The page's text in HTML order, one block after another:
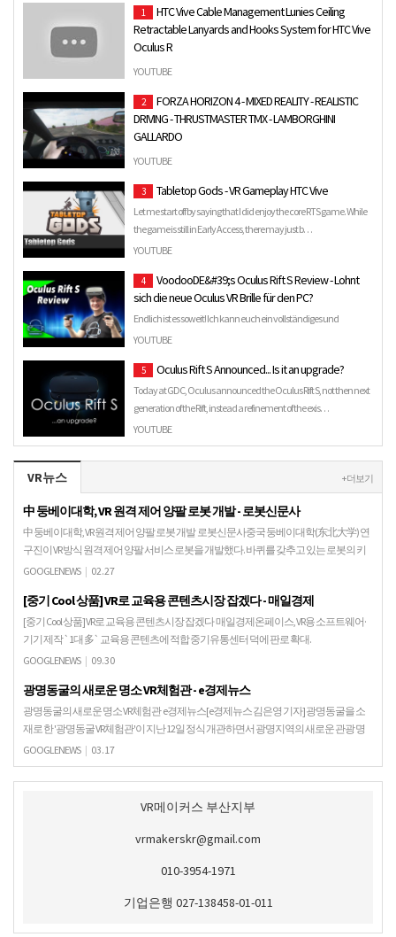
1
HTC Vive Cable Management Lunies Ceiling
Retractable Lanyards and Hooks System for HTC Vive
Oculus R
Coupon Activated Discounted Link : https://amzn.to/2XEJokx
Retra…
YOUTUBE
2
FORZA HORIZON 4 - MIXED REALITY - REALISTIC
DRIVING - THRUSTMASTER TMX - LAMBORGHINI
GALLARDO
MIXED REALITY - REALISTIC DRIVING - THRUSTMASTER TMX - 2012
HIGHLIGHTS: …
YOUTUBE
3 Tabletop Gods - VR Gameplay HTC Vive
Let me start off by saying that I did enjoy the core RTS game. While
the game is still in Early Access, there may just b…
YOUTUBE
4
VoodooDE&#39;s Oculus Rift S Review - Lohnt
sich die neue Oculus VR Brille für den PC?
Endlich ist es soweit! Ich kann euch ein vollständiges und
ausführliches Review der Oculus Rift S VR Brille zeigen, denn…
YOUTUBE
5 Oculus Rift S Announced... Is it an upgrade?
Today at GDC, Oculus announced the Oculus Rift S, not then next
generation of the Rift, instead a refinement of the exis…
YOUTUBE
VR뉴스 + 더보기
中 둥베이대학, VR 원격 제어 양팔 로봇 개발 - 로봇신문사
中 둥베이대학, VR 원격 제어 양팔 로봇 개발 로봇신문사중국 둥베이대학(东北大学) 연
구진이 VR 방식 원격 제어 양팔 서비스 로봇을 개발했다. 바퀴를 갖추고 있는 로봇의 키
는 1.5m, 체중은 35kg으로 휴머노…
GOOGLENEWS | 02.27
[중기 Cool 상품] VR로 교육용 콘텐츠시장 잡겠다 - 매일경제
[중기 Cool 상품] VR로 교육용 콘텐츠시장 잡겠다 매일경제온페이스, VR용 소프트웨어·
기기 제작 `1대 多` 교육용 콘텐츠에 적합 중기유통센터 덕에 판로 확대.
GOOGLENEWS | 09.30
광명동굴의 새로운 명소 VR체험관 - e경제뉴스
광명동굴의 새로운 명소 VR체험관 e경제뉴스[e경제뉴스 김은영 기자] 광명동굴을 소
재로 한 '광명동굴 VR체험관'이 지난 12일 정식 개관하면서 광명지역의 새로운 관광 명
소로 떠오르고 있다. 4차산업혁명 시대 ..…
GOOGLENEWS | 03.17
VR메이커스 부산지부
vrmakerskr@gmail.com
010-3954-1971
기업은행 027-138458-01-011